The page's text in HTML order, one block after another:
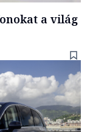
a világ